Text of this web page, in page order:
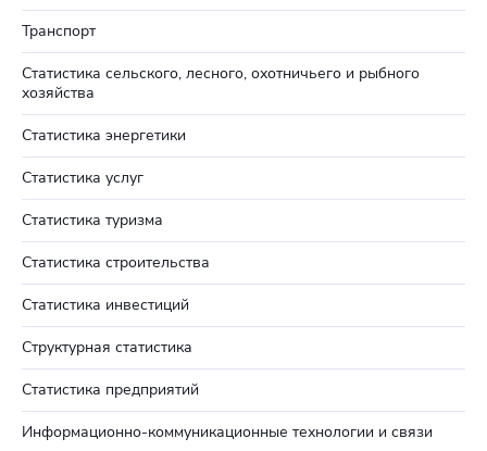
Транспорт
Статистика сельского, лесного, охотничьего и рыбного
хозяйства
Статистика энергетики
Статистика услуг
Статистика туризма
Статистика строительства
Статистика инвестиций
Структурная статистика
Статистика предприятий
Информационно-коммуникационные технологии и связи